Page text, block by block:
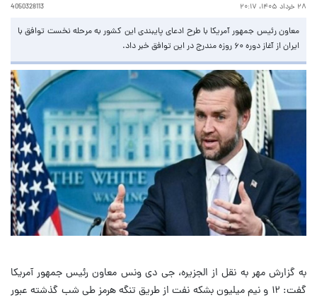
۲۸ خرداد ۱۴۰۵، ۲۰:۱۷ 4050328113
معاون رئیس جمهور آمریکا با طرح ادعای پایبندی این کشور به مرحله نخست توافق با
ایران از آغاز دوره ۶۰ روزه مندرج در این توافق خبر داد.
به گزارش مهر به نقل از الجزیره، جی دی ونس معاون رئیس جمهور آمریکا
گفت: ۱۲ و نیم میلیون بشکه نفت از طریق تنگه هرمز طی شب گذشته عبور